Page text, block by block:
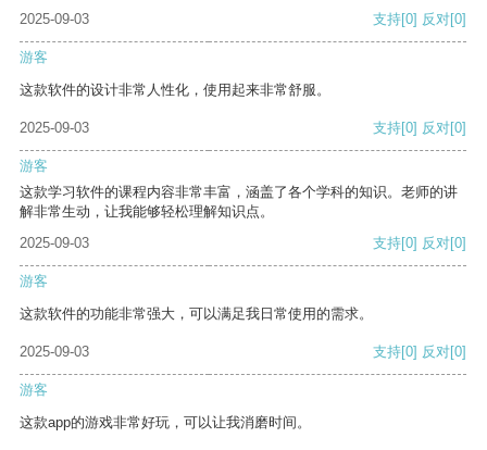
2025-09-03
支持[0] 反对[0]
游客
这款软件的设计非常人性化，使用起来非常舒服。
2025-09-03 支持[0] 反对[0]
游客
这款学习软件的课程内容非常丰富，涵盖了各个学科的知识。老师的讲
解非常生动，让我能够轻松理解知识点。
2025-09-03
支持[0] 反对[0]
游客
这款软件的功能非常强大，可以满足我日常使用的需求。
2025-09-03 支持[0] 反对[0]
游客
这款app的游戏非常好玩，可以让我消磨时间。